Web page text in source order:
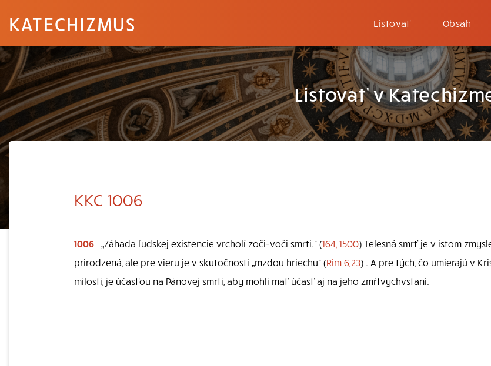
KATECHIZMUS Listovať Obsah
Listovať v
KKC 1006
1006 „Záhada ľudskej existencie vrcholí zoči-voči smrti.“ (164, 1500) Telesná smrť je v istom
prirodzená, ale pre vieru je v skutočnosti „mzdou hriechu“ (Rim 6,23) . A pre tých, čo umierajú v
milosti, je účasťou na Pánovej smrti, aby mohli mať účasť aj na jeho zmŕtvychvstaní.